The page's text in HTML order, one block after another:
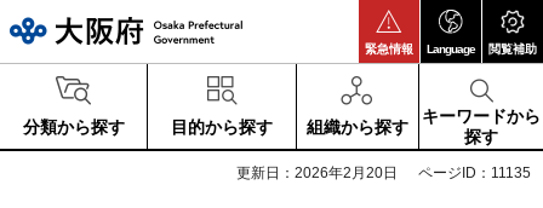
緊急情報 Language 閲覧補助
分類から探す 目的から探す 組織から探す
キーワードから
探す
更新日：2026年2月20日 ページID：11135